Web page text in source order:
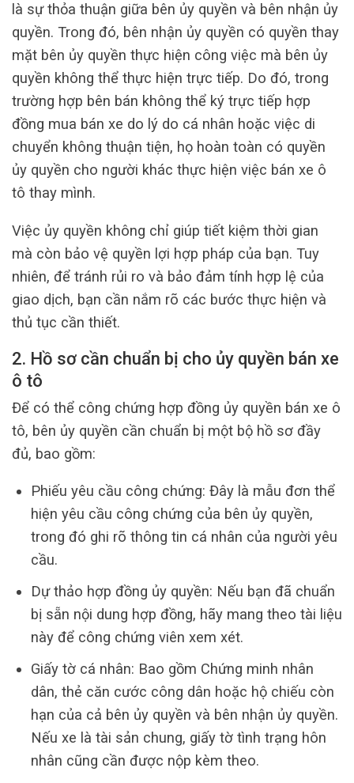
là sự thỏa thuận giữa bên ủy quyền và bên nhận ủy
quyền. Trong đó, bên nhận ủy quyền có quyền thay
mặt bên ủy quyền thực hiện công việc mà bên ủy
quyền không thể thực hiện trực tiếp. Do đó, trong
trường hợp bên bán không thể ký trực tiếp hợp
đồng mua bán xe do lý do cá nhân hoặc việc di
chuyển không thuận tiện, họ hoàn toàn có quyền
ủy quyền cho người khác thực hiện việc bán xe ô
tô thay mình.
Việc ủy quyền không chỉ giúp tiết kiệm thời gian
mà còn bảo vệ quyền lợi hợp pháp của bạn. Tuy
nhiên, để tránh rủi ro và bảo đảm tính hợp lệ của
giao dịch, bạn cần nắm rõ các bước thực hiện và
thủ tục cần thiết.
2. Hồ sơ cần chuẩn bị cho ủy quyền bán xe
ô tô
Để có thể công chứng hợp đồng ủy quyền bán xe ô
tô, bên ủy quyền cần chuẩn bị một bộ hồ sơ đầy
đủ, bao gồm:
Phiếu yêu cầu công chứng: Đây là mẫu đơn thể
hiện yêu cầu công chứng của bên ủy quyền,
trong đó ghi rõ thông tin cá nhân của người yêu
cầu.
Dự thảo hợp đồng ủy quyền: Nếu bạn đã chuẩn
bị sẵn nội dung hợp đồng, hãy mang theo tài liệu
này để công chứng viên xem xét.
Giấy tờ cá nhân: Bao gồm Chứng minh nhân
dân, thẻ căn cước công dân hoặc hộ chiếu còn
hạn của cả bên ủy quyền và bên nhận ủy quyền.
Nếu xe là tài sản chung, giấy tờ tình trạng hôn
nhân cũng cần được nộp kèm theo.